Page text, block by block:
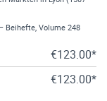
Beihefte, Volume 248
€123.00*
€123.00*